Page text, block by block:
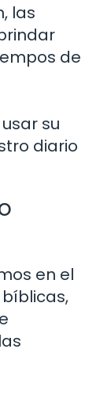
las
de
su
diario
en el